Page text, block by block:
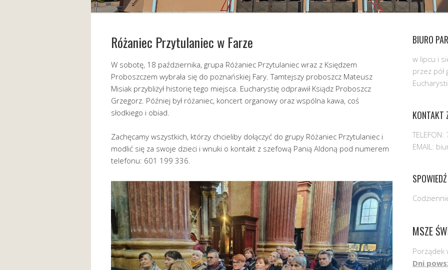
Różaniec Przytulaniec w Farze
W sobotę, 18 października, grupa Różaniec Przytulaniec wraz z Księdzem
Proboszczem wybrała się do poznańskiej Fary. Tamtejszy proboszcz Mateusz
Misiak przybliżył historię tego miejsca. Eucharystię odprawił Ksiądz Proboszcz
Grzegorz. Później był różaniec, koncert organowy oraz wspólna kawa, coś
słodkiego i obiad.
Zachęcamy wszystkich, którzy chcieliby dołączyć do grupy Różaniec Przytulaniec i
modlić się za swoje dzieci i wnuki o kontakt z szefową Panią Aldoną pod numerem
telefonu: 601 199 336.
BIURO
w lipcu i
przez
Eucharystii
KONTAKT
EMAIL:
MSZE
Porządek
Dni